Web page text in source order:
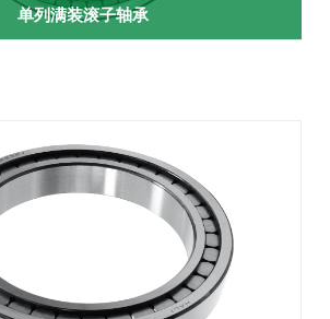
单列满装滚子轴承